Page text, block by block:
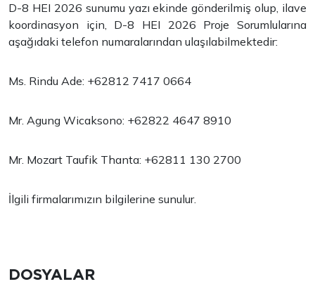
D-8 HEI 2026 sunumu yazı ekinde gönderilmiş olup, ilave
koordinasyon için, D-8 HEI 2026 Proje Sorumlularına
aşağıdaki telefon numaralarından ulaşılabilmektedir:
Ms. Rindu Ade: +62812 7417 0664
Mr. Agung Wicaksono: +62822 4647 8910
Mr. Mozart Taufik Thanta: +62811 130 2700
İlgili firmalarımızın bilgilerine sunulur.
DOSYALAR